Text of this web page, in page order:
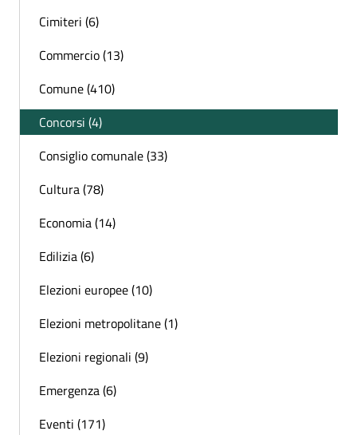
Cimiteri (6)
Commercio (13)
Comune (410)
Concorsi (4)
Consiglio comunale (33)
Cultura (78)
Economia (14)
Edilizia (6)
Elezioni europee (10)
Elezioni metropolitane (1)
Elezioni regionali (9)
Emergenza (6)
Eventi (171)